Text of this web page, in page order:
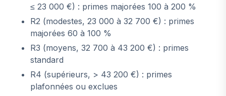
≤ 23 000 €) : primes majorées 100 à 200 %
R2 (modestes, 23 000 à 32 700 €) : primes
majorées 60 à 100 %
R3 (moyens, 32 700 à 43 200 €) : primes
standard
R4 (supérieurs, > 43 200 €) : primes
plafonnées ou exclues